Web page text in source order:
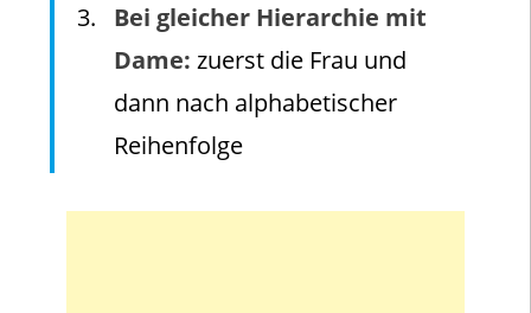
Bei gleicher Hierarchie mit
Dame: zuerst die Frau und
dann nach alphabetischer
Reihenfolge